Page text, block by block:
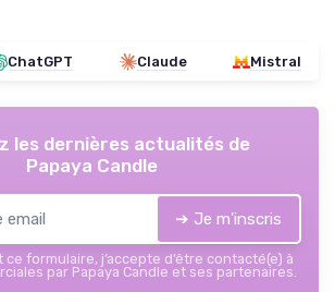
ChatGPT Claude Mistral
les dernières actualités de
Papaya Candle
➔ Je m'inscris
ce formulaire, j’accepte d’être contacté(e) à
par Papaya Candle et ses partenaires.